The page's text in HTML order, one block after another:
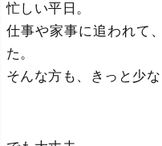
忙しい平日。
仕事や家事に追われて
た。
そんな方も、きっと少な